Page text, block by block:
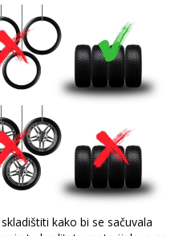
kako bi se sačuvala